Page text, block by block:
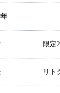
限
リト